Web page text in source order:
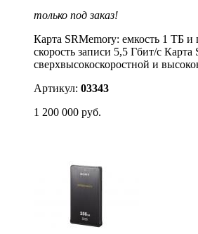
только под заказ!
Карта SRMemory: емкость 1 ТБ и
скорость записи 5,5 Гбит/с
сверхвысокоскоростной и
Артикул: 03343
1 200 000 руб.